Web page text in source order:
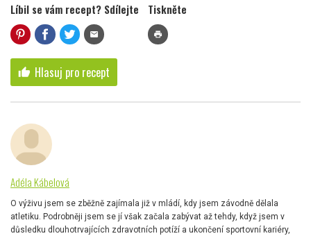
Líbil se vám recept? Sdílejte
mail
Tiskněte
print
thumb_up Hlasuj pro recept
Adéla Kábelová
O výživu jsem se zběžně zajímala již v mládí, kdy jsem závodně dělala
atletiku. Podrobněji jsem se jí však začala zabývat až tehdy, když jsem v
důsledku dlouhotrvajících zdravotních potíží a ukončení sportovní kariéry,